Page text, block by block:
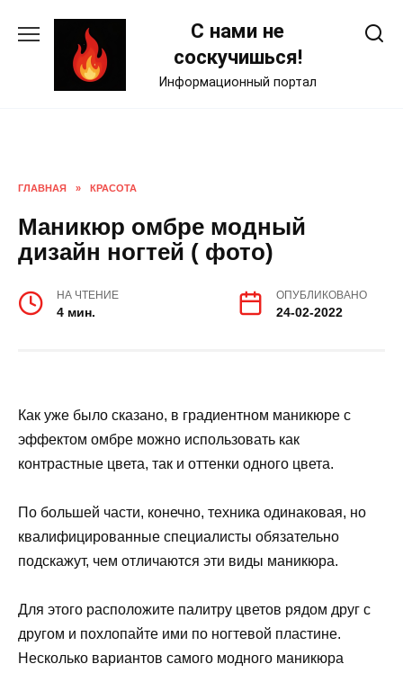
С нами не
соскучишься!
Информационный портал
ГЛАВНАЯ » КРАСОТА
Маникюр омбре модный
дизайн ногтей ( фото)
НА ЧТЕНИЕ
4 мин.
ОПУБЛИКОВАНО
24-02-2022
Как уже было сказано, в градиентном маникюре с
эффектом омбре можно использовать как
контрастные цвета, так и оттенки одного цвета.
По большей части, конечно, техника одинаковая, но
квалифицированные специалисты обязательно
подскажут, чем отличаются эти виды маникюра.
Для этого расположите палитру цветов рядом друг с
другом и похлопайте ими по ногтевой пластине.
Несколько вариантов самого модного маникюра